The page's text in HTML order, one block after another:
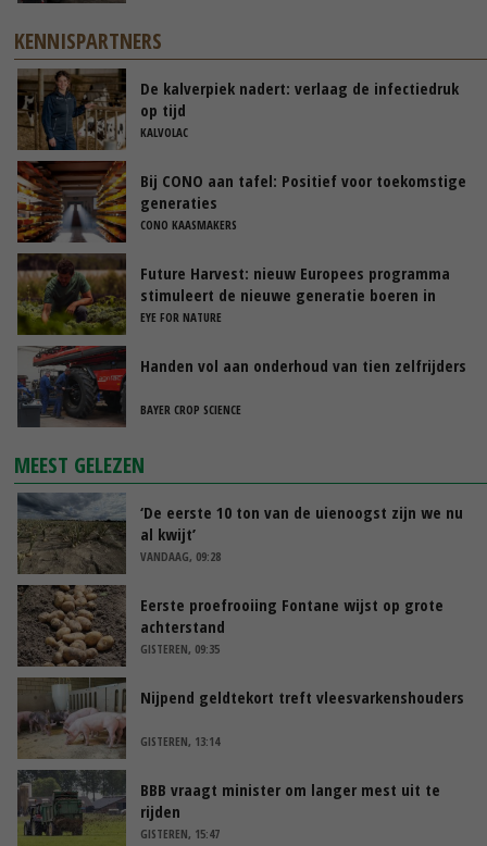
KENNISPARTNERS
De kalverpiek nadert: verlaag de infectiedruk
op tijd
KALVOLAC
Bij CONO aan tafel: Positief voor toekomstige
generaties
CONO KAASMAKERS
Future Harvest: nieuw Europees programma
stimuleert de nieuwe generatie boeren in
Nederland
EYE FOR NATURE
Handen vol aan onderhoud van tien zelfrijders
BAYER CROP SCIENCE
MEEST GELEZEN
‘De eerste 10 ton van de uienoogst zijn we nu
al kwijt’
VANDAAG, 09:28
Eerste proefrooiing Fontane wijst op grote
achterstand
GISTEREN, 09:35
Nijpend geldtekort treft vleesvarkenshouders
GISTEREN, 13:14
BBB vraagt minister om langer mest uit te
rijden
GISTEREN, 15:47